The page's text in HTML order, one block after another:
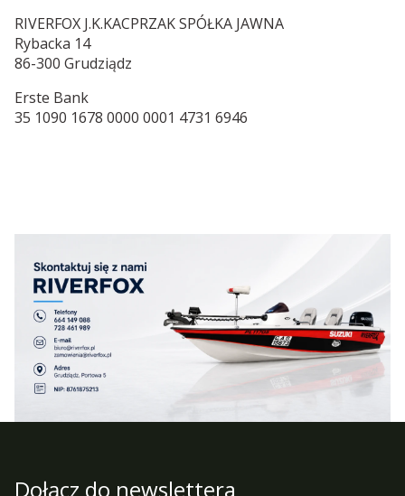
RIVERFOX J.K.KACPRZAK SPÓŁKA JAWNA
Rybacka 14
86-300 Grudziądz
Erste Bank
35 1090 1678 0000 0001 4731 6946
Dołącz do newslettera